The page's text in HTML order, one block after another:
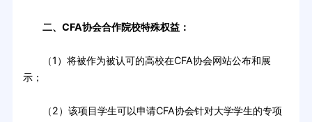
二、CFA协会合作院校特殊权益：
（1）将被作为被认可的高校在CFA协会网站公布和展
示；
（2）该项目学生可以申请CFA协会针对大学学生的专项